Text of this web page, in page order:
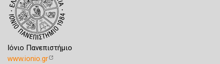
Ιόνιο Πανεπιστήμιο
www.ionio.gr